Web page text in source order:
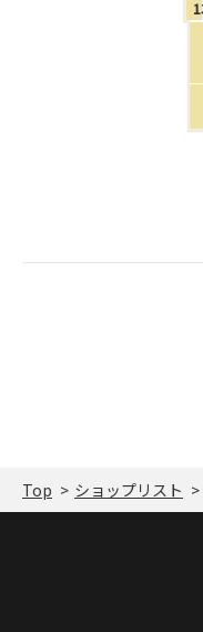
Top ショップリスト